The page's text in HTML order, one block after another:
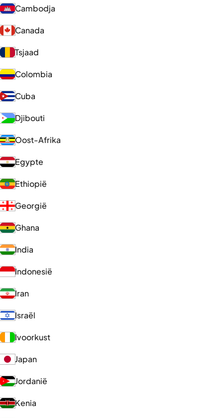
Cambodja
Canada
Tsjaad
Colombia
Cuba
Djibouti
Oost-Afrika
Egypte
Ethiopië
Georgië
Ghana
India
Indonesië
Iran
Israël
Ivoorkust
Japan
Jordanië
Kenia